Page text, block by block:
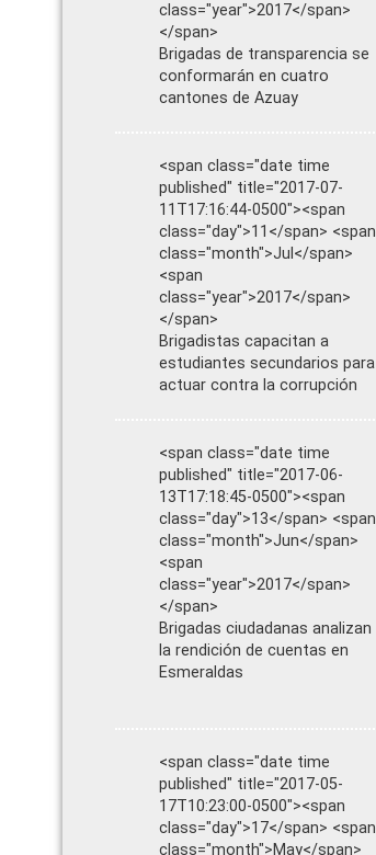
class="year">2017</span>
</span>
Brigadas de transparencia se
conformarán en cuatro
cantones de Azuay
<span class="date time
published" title="2017-07-
11T17:16:44-0500"><span
class="day">11</span> <span
class="month">Jul</span>
<span
class="year">2017</span>
</span>
Brigadistas capacitan a
estudiantes secundarios para
actuar contra la corrupción
<span class="date time
published" title="2017-06-
13T17:18:45-0500"><span
class="day">13</span> <span
class="month">Jun</span>
<span
class="year">2017</span>
</span>
Brigadas ciudadanas analizan
la rendición de cuentas en
Esmeraldas
<span class="date time
published" title="2017-05-
17T10:23:00-0500"><span
class="day">17</span> <span
class="month">May</span>